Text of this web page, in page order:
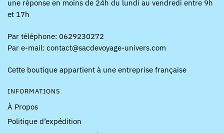
une réponse en moins de 24h du lundi au vendredi entre 9h
et 17h
Par téléphone: 0629230272
Par e-mail: contact@sacdevoyage-univers.com
Cette boutique appartient à une entreprise française
INFORMATIONS
À Propos
Politique d’expédition